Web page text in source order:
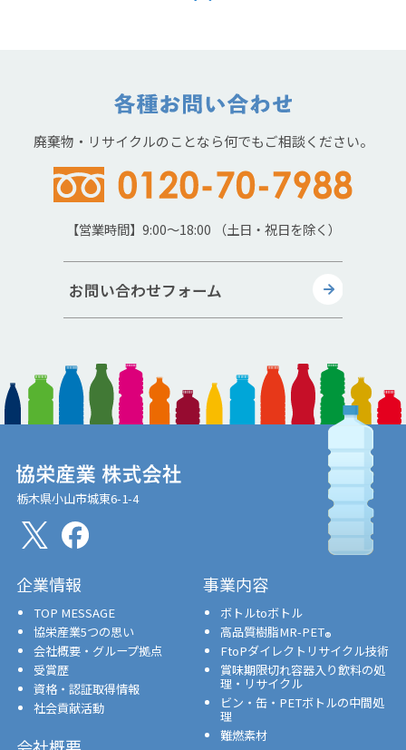
廃棄物・リサイクルのことなら何でもご相談ください。
【営業時間】9:00～18:00 （土日・祝日を除く）
お問い合わせフォーム
栃木県小山市城東6-1-4
企業情報
TOP MESSAGE
協栄産業5つの思い
会社概要・グループ拠点
受賞歴
資格・認証取得情報
社会貢献活動
事業内容
ボトルtoボトル
高品質樹脂MR-PET®
FtoPダイレクトリサイクル技術
賞味期限切れ容器入り飲料の処
理・リサイクル
ビン・缶・PETボトルの中間処
理
難燃素材